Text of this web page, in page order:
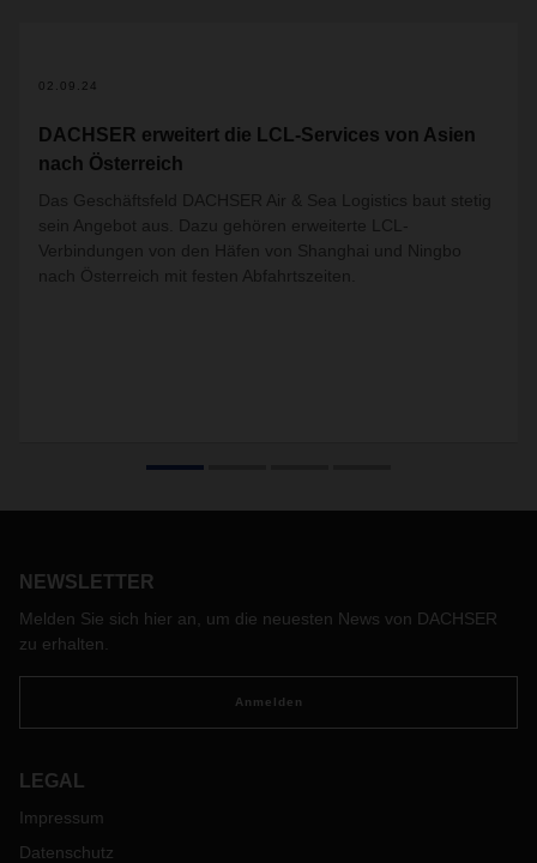
02.09.24
DACHSER erweitert die LCL-Services von Asien
nach Österreich
Das Geschäftsfeld DACHSER Air & Sea Logistics baut stetig
sein Angebot aus. Dazu gehören erweiterte LCL-
Verbindungen von den Häfen von Shanghai und Ningbo
nach Österreich mit festen Abfahrtszeiten.
NEWSLETTER
Melden Sie sich hier an, um die neuesten News von DACHSER
zu erhalten.
Anmelden
LEGAL
Impressum
Datenschutz